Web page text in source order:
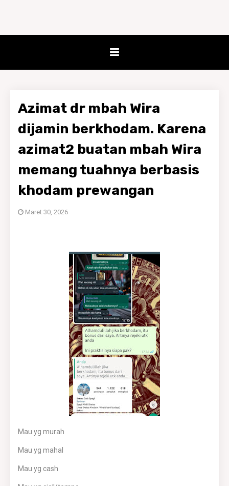
Azimat dr mbah Wira
dijamin berkhodam. Karena
azimat2 buatan mbah Wira
memang tuahnya berbasis
khodam prewangan
Maret 30, 2026
Mau yg murah
Mau yg mahal
Mau yg cash